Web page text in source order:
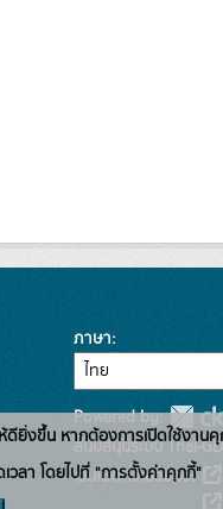
ภาษา
Powered by:
สนับสนุนระบบ Thai-
เว็บไซต์ที่เกี่ยวข้อง:
ดียิ่งขึ้น หากต้องการเปิดใช้งา
ลา โดยไปที่ "การตั้งค่าคุกกี้"